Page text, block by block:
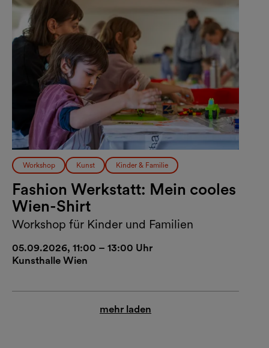
Workshop Kunst Kinder & Familie
Fashion Werkstatt: Mein cooles
Wien-Shirt
Workshop für Kinder und Familien
05.09.2026, 11:00 – 13:00 Uhr
Kunsthalle Wien
mehr laden